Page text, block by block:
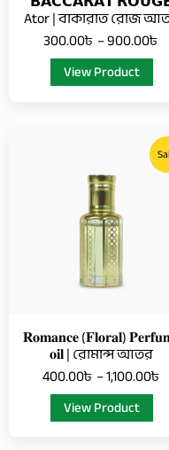
Ator | বাকারাত রোজ
300.00৳ –900.00৳
View Product
on
the
product
page
𝐑𝐨𝐦𝐚𝐧𝐜𝐞 (𝐅𝐥𝐨𝐫𝐚𝐥)
𝐨𝐢𝐥 | রোমান্স আতর
400.00৳ –1,100.00৳
View Product
has
multiple
variants.
The
options
may
chosen
on
the
product
page